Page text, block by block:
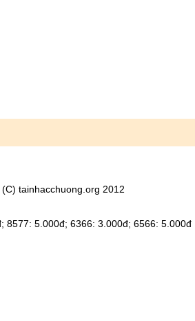
tainhacchuong.org 2012
8577: 5.000đ; 6366: 3.000đ; 6566: 5.000đ